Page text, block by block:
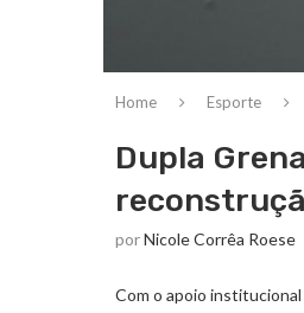
Home Esporte
Dupla
porNicole Corrêa Roese
Com o apoio